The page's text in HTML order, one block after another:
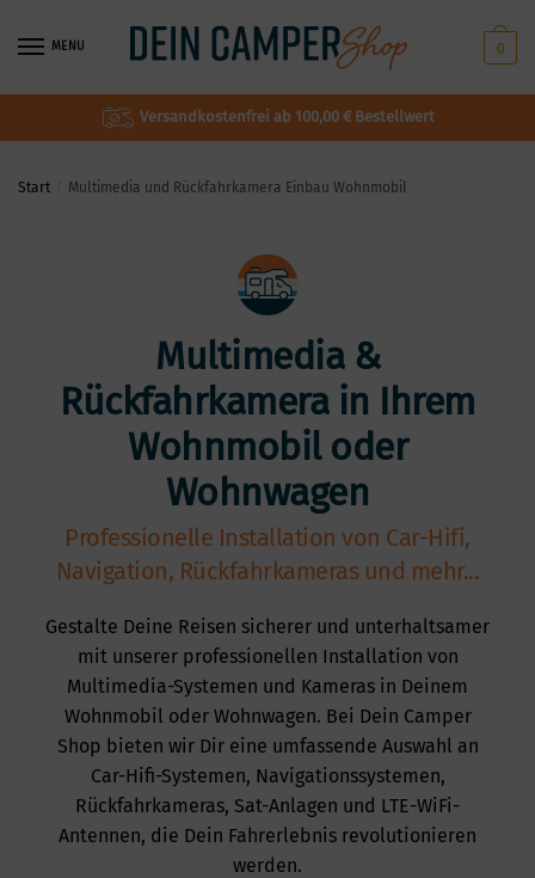
MENU 0
Versandkostenfrei ab 100,00 € Bestellwert
Start Multimedia und Rückfahrkamera Einbau Wohnmobil
Multimedia &
Rückfahrkamera in Ihrem
Wohnmobil oder
Wohnwagen
Professionelle Installation von Car-Hifi,
Navigation, Rückfahrkameras und mehr...
Gestalte Deine Reisen sicherer und unterhaltsamer
mit unserer professionellen Installation von
Multimedia-Systemen und Kameras in Deinem
Wohnmobil oder Wohnwagen. Bei Dein Camper
Shop bieten wir Dir eine umfassende Auswahl an
Car-Hifi-Systemen, Navigationssystemen,
Rückfahrkameras, Sat-Anlagen und LTE-WiFi-
Antennen, die Dein Fahrerlebnis revolutionieren
werden.